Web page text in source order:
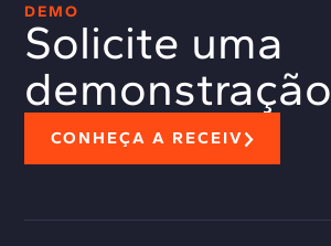
DEMO
Solicite uma
demonstração
CONHEÇA A RECEIV